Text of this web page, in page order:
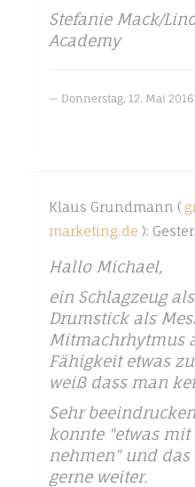
Stefanie Mack/
Academy
Donnerstag, 12. Mai 2016
Klaus Grundmann (
marketing.de ):
Hallo Michael,
ein Schlagzeug
Drumstick als
Mitmachrhytmus
Fähigkeit etwas
weiß dass man
Sehr
konnte "etwas mit
nehmen" und
gerne weiter.